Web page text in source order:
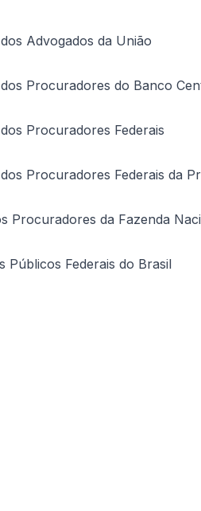
Advogados da União
Procuradores do Banco
Procuradores Federais
Procuradores Federais da
Procuradores da Fazenda
Públicos Federais do Brasil